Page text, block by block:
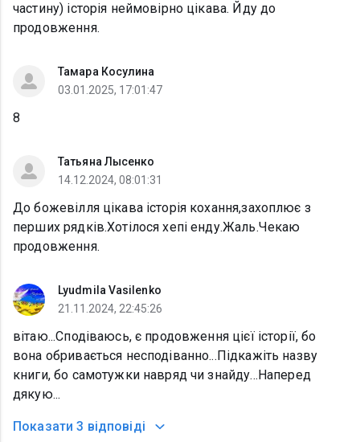
частину) історія неймовірно цікава. Йду до
продовження.
Тамара Косулина
03.01.2025, 17:01:47
8
Татьяна Лысенко
14.12.2024, 08:01:31
До божевілля цікава історія кохання,захоплює з
перших рядків.Хотілося хепі енду.Жаль.Чекаю
продовження.
Lyudmila Vasilenko
21.11.2024, 22:45:26
вітаю...Сподіваюсь, є продовження цієї історії, бо
вона обривається несподіванно...Підкажіть назву
книги, бо самотужки навряд чи знайду...Наперед
дякую...
Показати 3 відповіді